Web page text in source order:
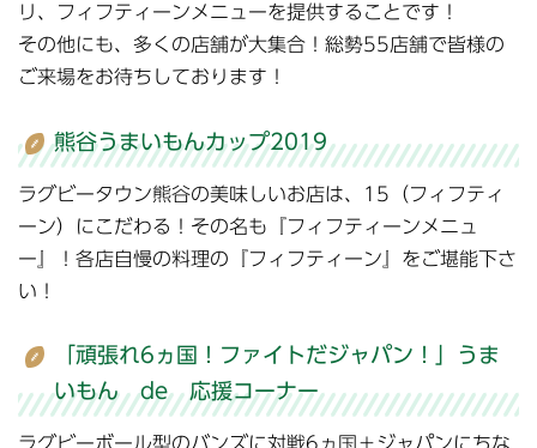
リ、フィフティーンメニューを提供することです！
その他にも、多くの店舗が大集合！総勢55店舗で皆様の
ご来場をお待ちしております！
熊谷うまいもんカップ2019
ラグビータウン熊谷の美味しいお店は、15（フィフティ
ーン）にこだわる！その名も『フィフティーンメニュ
ー』！各店自慢の料理の『フィフティーン』をご堪能下さ
い！
「頑張れ6ヵ国！ファイトだジャパン！」うま
いもん de 応援コーナー
ラグビーボール型のバンズに対戦6ヵ国＋ジャパンにちな